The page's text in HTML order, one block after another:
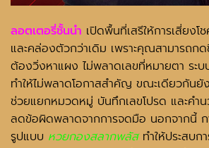
ลอตเตอรี่ชั้นนำ เปิดพื้นที่เสรีให้การเสี่ยงโ
และคล่องตัวกว่าเดิม เพราะคุณสามารถก
ต้องวิ่งหาแผง ไม่พลาดเลขที่หมายตา ระ
ทำให้ไม่พลาดโอกาสสำคัญ ขณะเดียวกัน
ช่วยแยกหมวดหมู่ บันทึกเลขโปรด และค
ลดข้อผิดพลาดจากการจดมือ นอกจากนี้ ก
รูปแบบ หวยกองสลากพลัส ทำให้ประสบ